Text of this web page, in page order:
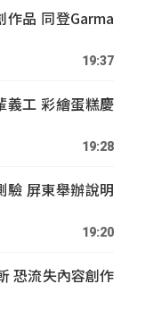
作品 同登Garma
19:37
義工 彩繪蛋糕慶
19:28
驗 屏東舉辦說明
19:20
恐流失內容創作